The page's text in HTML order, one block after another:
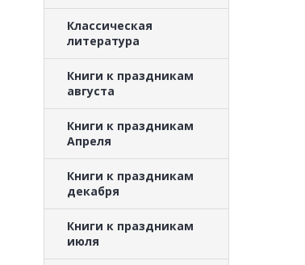
Классическая
литература
Книги к праздникам
августа
Книги к праздникам
Апреля
Книги к праздникам
декабря
Книги к праздникам
июля